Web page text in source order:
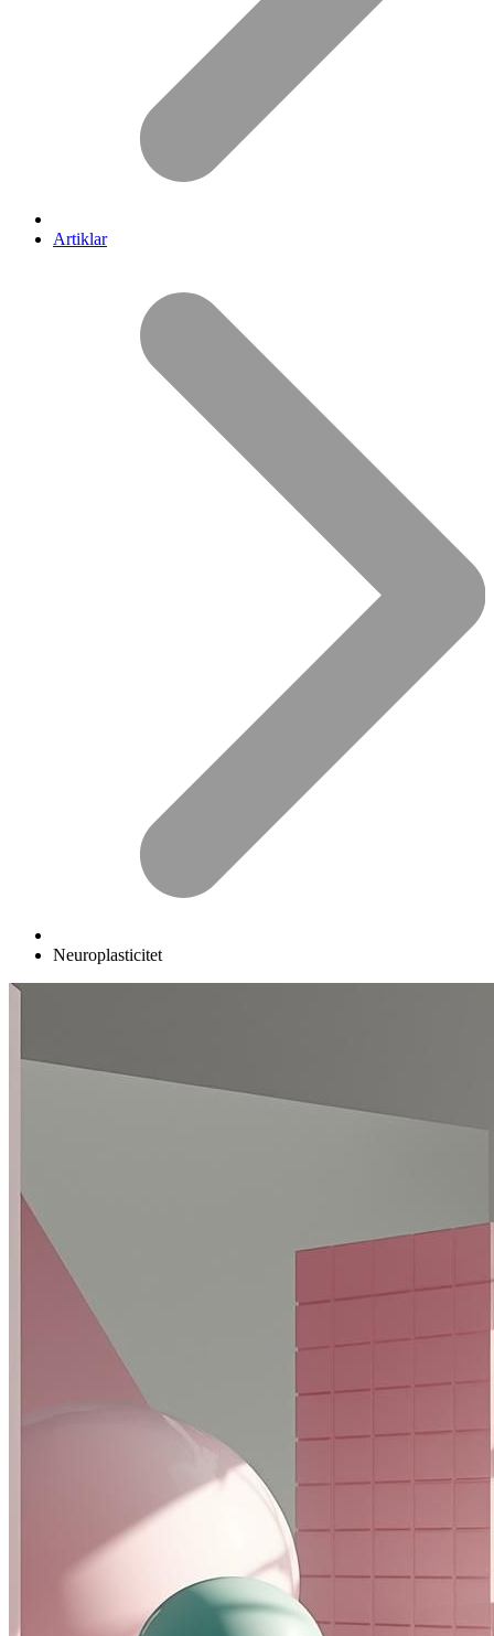
Artiklar
Neuroplasticitet